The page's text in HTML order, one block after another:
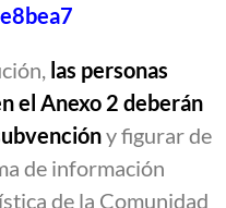
las personas
el Anexo 2 deberán
y figurar de
de información
de la Comunidad